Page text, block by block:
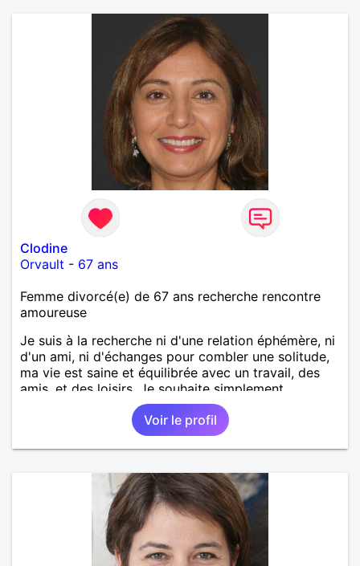
Clodine
Orvault - 67 ans
Femme divorcé(e) de 67 ans recherche rencontre
amoureuse
Je suis à la recherche ni d'une relation éphémère, ni
d'un ami, ni d'échanges pour combler une solitude,
ma vie est saine et équilibrée avec un travail, des
amis, et des loisirs. Je souhaite simplement
rencontrer un homme de la région de Orvault qui
recherche une relation sérieuse !
Voir le profil